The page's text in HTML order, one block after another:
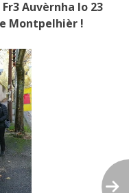
Auvèrnha lo 23
Montpelhièr !